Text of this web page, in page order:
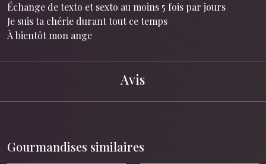
Échange de texto et sexto au moins 5 fois par jours
Je suis ta chérie durant tout ce temps
À bientôt mon ange
Avis
Gourmandises similaires